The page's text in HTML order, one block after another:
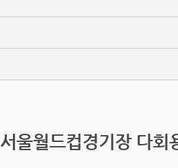
서울월드컵경기장 다회